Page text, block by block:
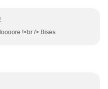
!<br /> Bises